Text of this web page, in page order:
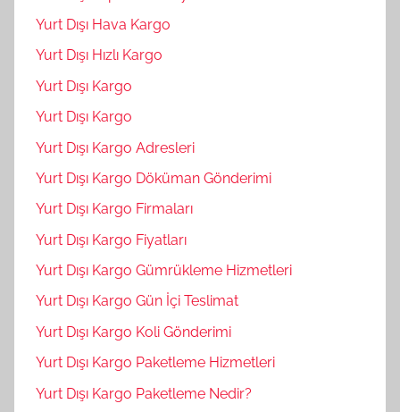
Yurt Dışı Hava Kargo
Yurt Dışı Hızlı Kargo
Yurt Dışı Kargo
Yurt Dışı Kargo
Yurt Dışı Kargo Adresleri
Yurt Dışı Kargo Döküman Gönderimi
Yurt Dışı Kargo Firmaları
Yurt Dışı Kargo Fiyatları
Yurt Dışı Kargo Gümrükleme Hizmetleri
Yurt Dışı Kargo Gün İçi Teslimat
Yurt Dışı Kargo Koli Gönderimi
Yurt Dışı Kargo Paketleme Hizmetleri
Yurt Dışı Kargo Paketleme Nedir?